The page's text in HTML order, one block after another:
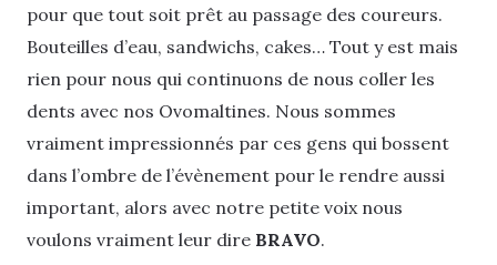
pour que tout soit prêt au passage des coureurs.
Bouteilles d’eau, sandwichs, cakes… Tout y est mais
rien pour nous qui continuons de nous coller les
dents avec nos Ovomaltines. Nous sommes
vraiment impressionnés par ces gens qui bossent
dans l’ombre de l’évènement pour le rendre aussi
important, alors avec notre petite voix nous
voulons vraiment leur dire BRAVO.